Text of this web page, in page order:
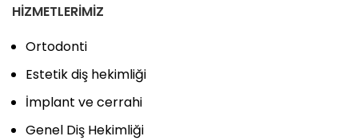
HIZMETLERIMIZ
Ortodonti
Estetik diş hekimliği
İmplant ve cerrahi
Genel Diş Hekimliği